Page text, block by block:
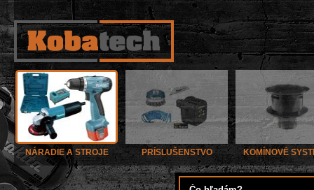
NÁRADIE A STROJE PRÍSLUŠENSTVO KOMÍNOVÉ